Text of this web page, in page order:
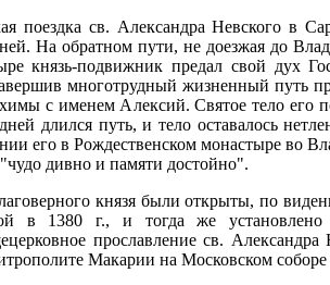
поездка св. Александра Невского в
На обратном пути, не доезжая до
князь-подвижник предал свой дух
многотрудный жизненный путь
с именем Алексий. Святое тело его
длился путь, и тело оставалось
его в Рождественском монастыре во
дивно и памяти достойно".
князя были открыты, по
в 1380 г., и тогда же установлено
прославление св. Александра
Макарии на Московском соборе